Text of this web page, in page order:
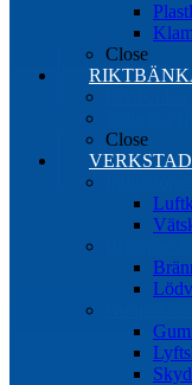
Close
Close
VERKSTAD